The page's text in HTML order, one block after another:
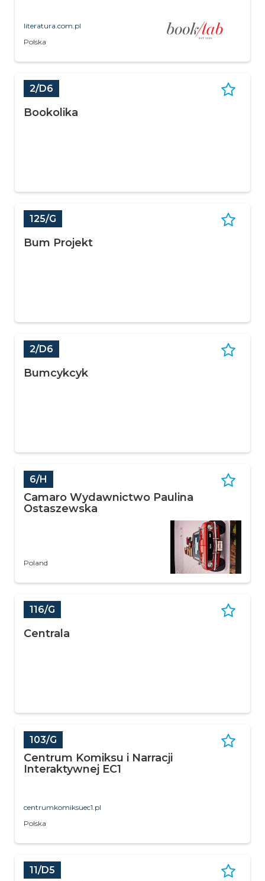
literatura.com.pl
Polska
2/D6
Bookolika
125/G
Bum Projekt
2/D6
Bumcykcyk
6/H
Camaro Wydawnictwo Paulina
Ostaszewska
Poland
116/G
Centrala
103/G
Centrum Komiksu i Narracji
Interaktywnej EC1
centrumkomiksuec1.pl
Polska
11/D5